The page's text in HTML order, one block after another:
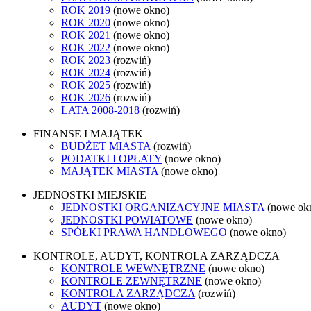
ROK 2019 (nowe okno)
ROK 2020 (nowe okno)
ROK 2021 (nowe okno)
ROK 2022 (nowe okno)
ROK 2023 (rozwiń)
ROK 2024 (rozwiń)
ROK 2025 (rozwiń)
ROK 2026 (rozwiń)
LATA 2008-2018 (rozwiń)
FINANSE I MAJĄTEK
BUDŻET MIASTA (rozwiń)
PODATKI I OPŁATY (nowe okno)
MAJĄTEK MIASTA (nowe okno)
JEDNOSTKI MIEJSKIE
JEDNOSTKI ORGANIZACYJNE MIASTA (nowe
JEDNOSTKI POWIATOWE (nowe okno)
SPÓŁKI PRAWA HANDLOWEGO (nowe okno)
KONTROLE, AUDYT, KONTROLA ZARZĄDCZA
KONTROLE WEWNĘTRZNE (nowe okno)
KONTROLE ZEWNĘTRZNE (nowe okno)
KONTROLA ZARZĄDCZA (rozwiń)
AUDYT (nowe okno)